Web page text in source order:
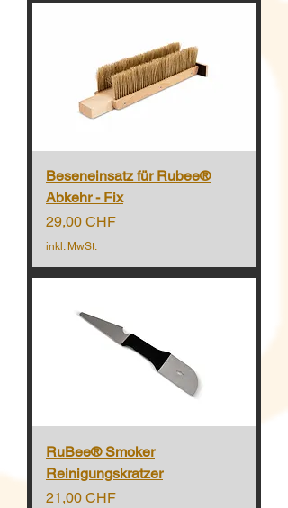
Beseneinsatz für Rubee®
Abkehr - Fix
Preis
29,00 CHF
inkl. MwSt.
RuBee® Smoker
Reinigungskratzer
Preis
21,00 CHF